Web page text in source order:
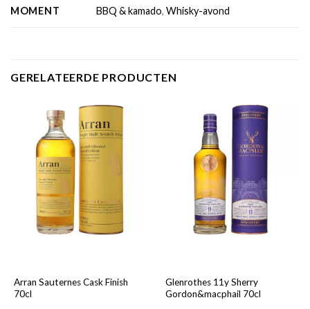
MOMENT BBQ & kamado,Whisky-avond
GERELATEERDE PRODUCTEN
Arran Sauternes Cask Finish
70cl
Glenrothes 11y Sherry
Gordon&macphail 70cl